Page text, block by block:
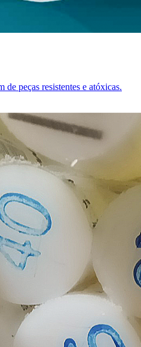
peças resistentes e atóxicas.